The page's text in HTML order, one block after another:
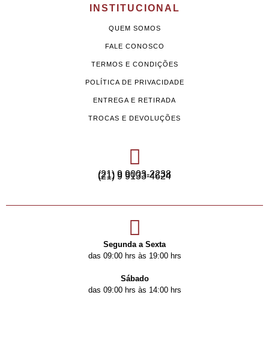
INSTITUCIONAL
QUEM SOMOS
FALE CONOSCO
TERMOS E CONDIÇÕES
POLÍTICA DE PRIVACIDADE
ENTREGA E RETIRADA
TROCAS E DEVOLUÇÕES
(21) 9 9003-2238
(21) 9 9133-4624
Segunda a Sexta
das 09:00 hrs às 19:00 hrs
Sábado
das 09:00 hrs às 14:00 hrs